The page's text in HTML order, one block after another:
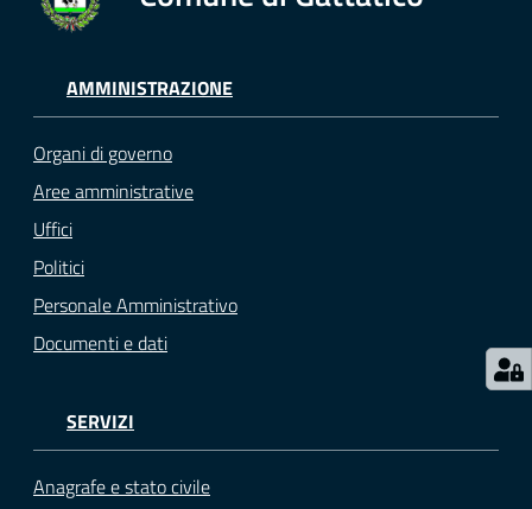
argomenti...
su
AMMINISTRAZIONE
Organi di governo
Aree amministrative
Uffici
Politici
Personale Amministrativo
Documenti e dati
SERVIZI
Anagrafe e stato civile